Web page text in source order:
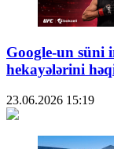
Google-un süni
hekayələrini
23.06.2026 15:19